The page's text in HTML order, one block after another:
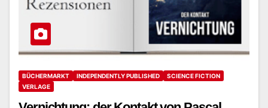
BÜCHERMARKT INDEPENDENTLY PUBLISHED
SCIENCE FICTION
VERLAGE